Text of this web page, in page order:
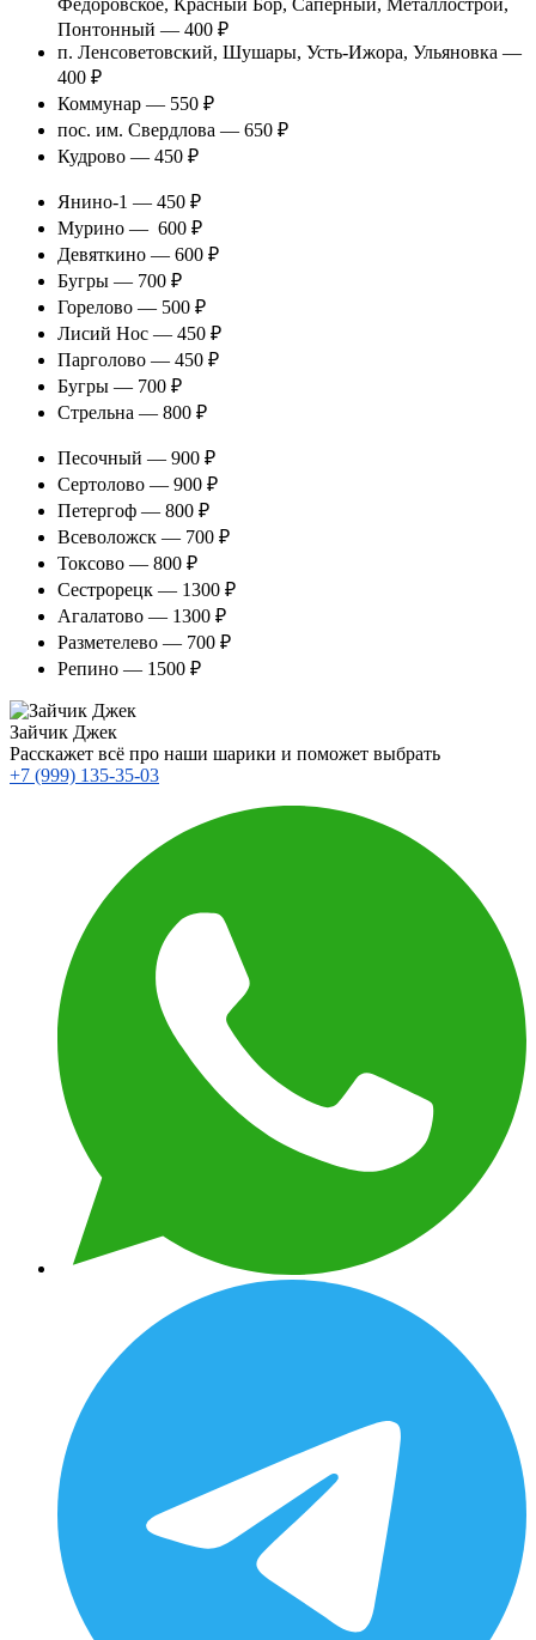
Понтонный — 400 ₽
п. Ленсоветовский, Шушары, Усть-Ижора, Ульяновка —
400 ₽
Коммунар — 550 ₽
пос. им. Свердлова — 650 ₽
Кудрово — 450 ₽
Янино-1 — 450 ₽
Мурино — 600 ₽
Девяткино — 600 ₽
Бугры — 700 ₽
Горелово — 500 ₽
Лисий Нос — 450 ₽
Парголово — 450 ₽
Бугры — 700 ₽
Стрельна — 800 ₽
Песочный — 900 ₽
Сертолово — 900 ₽
Петергоф — 800 ₽
Всеволожск — 700 ₽
Токсово — 800 ₽
Сестрорецк — 1300 ₽
Агалатово — 1300 ₽
Разметелево — 700 ₽
Репино — 1500 ₽
Зайчик Джек
Расскажет всё про наши шарики и поможет выбрать
+7 (999) 135-35-03